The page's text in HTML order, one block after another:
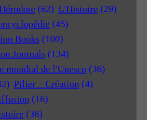
(62) L'Histoire (29)
(45)
Books (100)
Journals (134)
mondial de l'Unesco (36)
Pilier – Création (4)
(16)
(36)